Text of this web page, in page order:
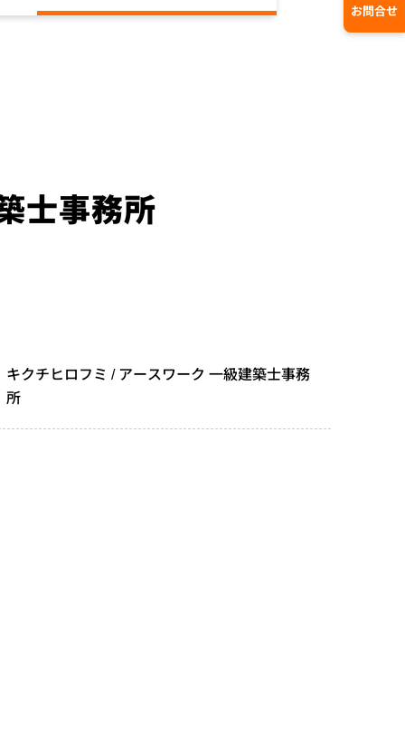
士事務所
キクチヒロフミ / アースワーク 一級建築士事務
所
お問合せ